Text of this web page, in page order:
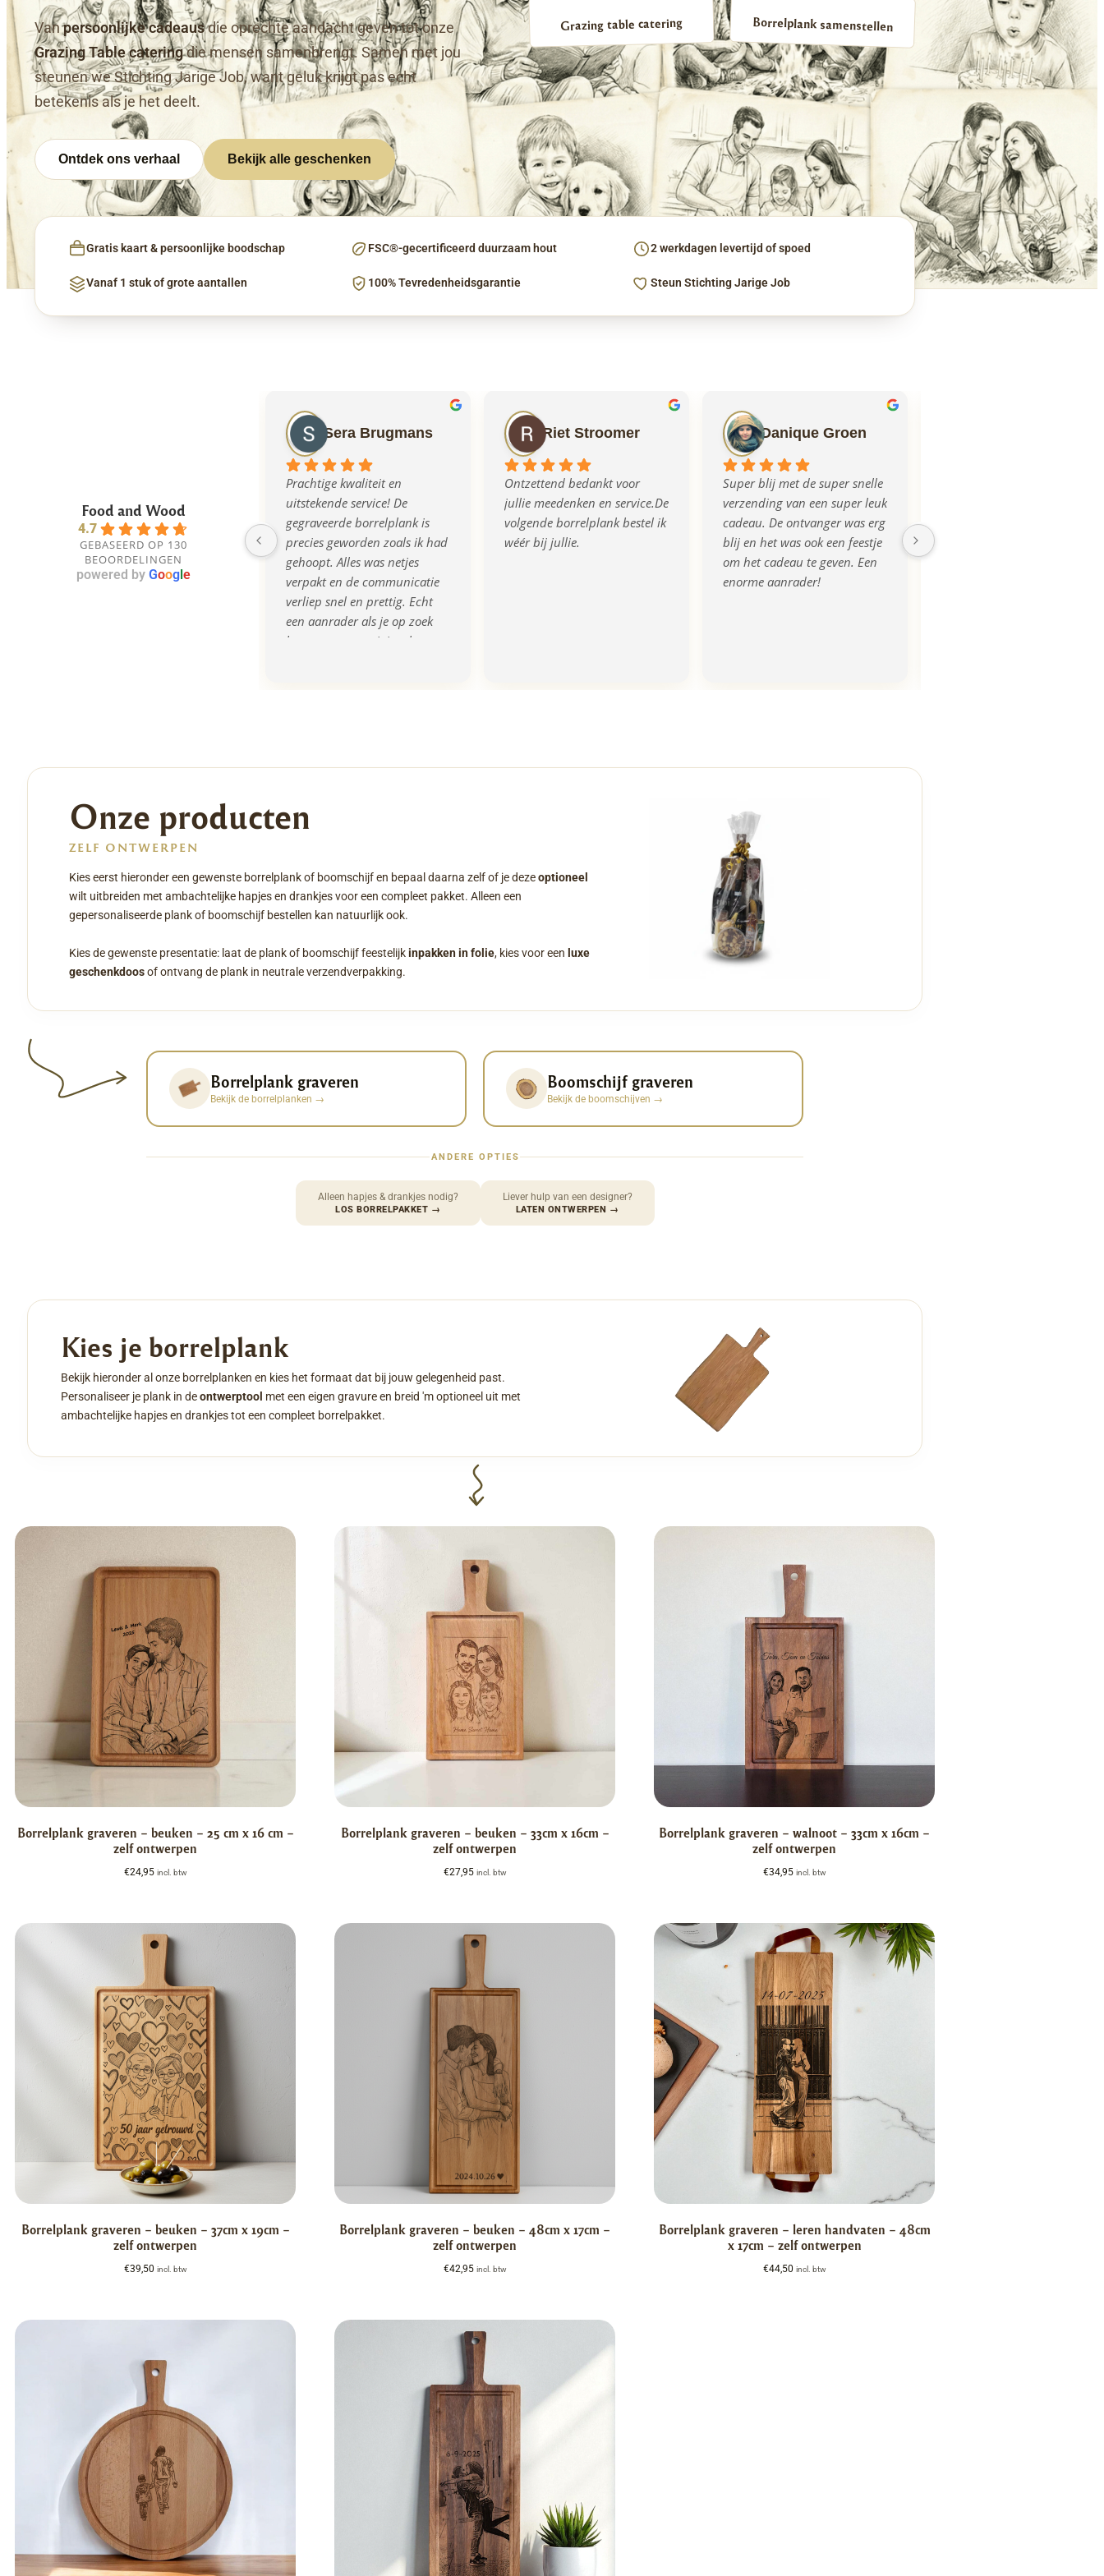
Vanpersoonlijke cadeausdie oprechte aandacht geven tot onze
Grazing Table cateringdie mensen samenbrengt. Samen met jou
steunen we Stichting Jarige Job, want geluk krijgt pas echt
betekenis als je het deelt.
Ontdek ons verhaal Bekijk alle geschenken
Grazing table catering Borrelplank samenstellen
Gratis kaart & persoonlijke boodschap FSC®-gecertificeerd duurzaam hout 2 werkdagen levertijd of spoed
Vanaf 1 stuk of grote aantallen 100% Tevredenheidsgarantie Steun Stichting Jarige Job
Food and Wood
4.7
GEBASEERD OP 130
BEOORDELINGEN
powered by Google
Sera Brugmans
Prachtige kwaliteit en
uitstekende service! De
gegraveerde borrelplank is
precies geworden zoals ik had
gehoopt. Alles was netjes
verpakt en de communicatie
verliep snel en prettig. Echt
een aanrader als je op zoek
bent naar een origineel en
Riet Stroomer
Ontzettend bedankt voor
jullie meedenken en service.De
volgende borrelplank bestel ik
wéér bij jullie.
Danique Groen
Super blij met de super snelle
verzending van een super leuk
cadeau. De ontvanger was erg
blij en het was ook een feestje
om het cadeau te geven. Een
enorme aanrader!
Onze producten
ZELF ONTWERPEN
Kies eerst hieronder een gewenste borrelplank of boomschijf en bepaal daarna zelf of je dezeoptioneel
wilt uitbreiden met ambachtelijke hapjes en drankjes voor een compleet pakket. Alleen een
gepersonaliseerde plank of boomschijf bestellen kan natuurlijk ook.
Kies de gewenste presentatie: laat de plank of boomschijf feestelijkinpakken in folie, kies voor een luxe
geschenkdoosof ontvang de plank in neutrale verzendverpakking.
Borrelplank graveren
Bekijk de borrelplanken →
Boomschijf graveren
Bekijk de boomschijven →
ANDERE OPTIES
Alleen hapjes & drankjes nodig?
LOS BORRELPAKKET →
Liever hulp van een designer?
LATEN ONTWERPEN →
Kies je borrelplank
Bekijk hieronder al onze borrelplanken en kies het formaat dat bij jouw gelegenheid past.
Personaliseer je plank in deontwerptool met een eigen gravure en breid 'm optioneel uit met
ambachtelijke hapjes en drankjes tot een compleet borrelpakket.
Borrelplank graveren – beuken – 25 cm x 16 cm –
zelf ontwerpen
€24,95 incl. btw
Borrelplank graveren – beuken – 33cm x 16cm –
zelf ontwerpen
€27,95 incl. btw
Borrelplank graveren – walnoot – 33cm x 16cm –
zelf ontwerpen
€34,95 incl. btw
Borrelplank graveren – beuken – 37cm x 19cm –
zelf ontwerpen
€39,50 incl. btw
Borrelplank graveren – beuken – 48cm x 17cm –
zelf ontwerpen
€42,95 incl. btw
Borrelplank graveren – leren handvaten – 48cm
x 17cm – zelf ontwerpen
€44,50 incl. btw